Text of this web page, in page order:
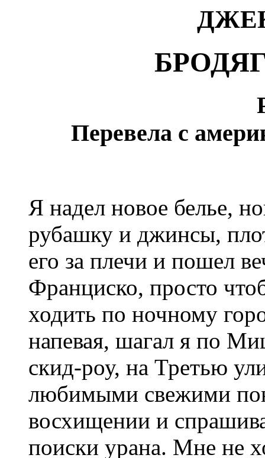
Перевела с
Я надел новое белье,
рубашку и джинсы,
его за плечи и пошел
Франциско, просто
ходить по ночному
напевая, шагал я по
скид-роу, на Третью
любимыми свежими
восхищении и
поиски урана. Мне не